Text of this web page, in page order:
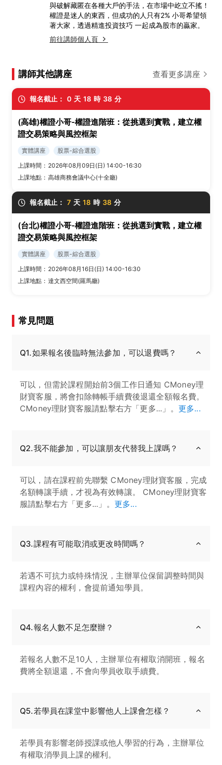
與破解藏匿在各種大戶的手法，在市場中屹立不搖！
權證是迷人的東西，但成功的人只有2% 小哥希望領
著大家，透過精進投資技巧 一起成為股市的贏家。
前往講師個人頁
講師其他講座 查看更多講座
報名截止： 0 天 18 時 38 分
(高雄)權證小哥-權證進階班：從挑選到實戰，建立權
證交易策略與風控框架
實體講座
股票-綜合選股
上課時間： 2026年08月09日(日) 14:00-16:30
上課地點： 高雄商務會議中心(十全廳)
報名截止： 7 天 18 時 38 分
(台北)權證小哥-權證進階班：從挑選到實戰，建立權
證交易策略與風控框架
實體講座
股票-綜合選股
上課時間： 2026年08月16日(日) 14:00-16:30
上課地點： 達文西空間(羅馬廳)
常見問題
Q1.如果報名後臨時無法參加，可以退費嗎？
可以，但需於課程開始前3個工作日通知 CMoney理
財寶客服，將會扣除轉帳手續費後退還全額報名費。
CMoney理財寶客服請點擊右方「更多...」。 更多...
Q2.我不能參加，可以讓朋友代替我上課嗎？
可以，請在課程前先聯繫 CMoney理財寶客服，完成
名額轉讓手續，才視為有效轉讓。 CMoney理財寶客
服請點擊右方「更多...」。 更多...
Q3.課程有可能取消或更改時間嗎？
若遇不可抗力或特殊情況，主辦單位保留調整時間與
課程內容的權利，會提前通知學員。
Q4.報名人數不足怎麼辦？
若報名人數不足10人，主辦單位有權取消開班，報名
費將全額退還，不會向學員收取手續費。
Q5.若學員在課堂中影響他人上課會怎樣？
若學員有影響老師授課或他人學習的行為，主辦單位
有權取消學員上課的權利。